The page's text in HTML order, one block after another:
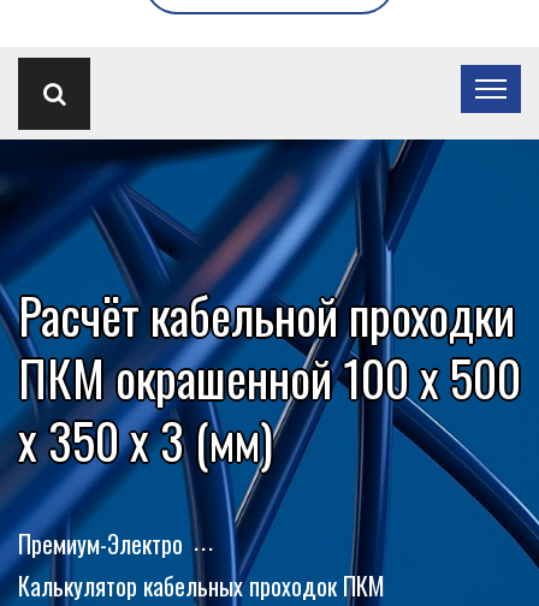
Расчёт кабельной проходки
ПКМ окрашенной 100 x 500
x 350 x 3 (мм)
Премиум-Электро
Калькулятор кабельных проходок ПКМ